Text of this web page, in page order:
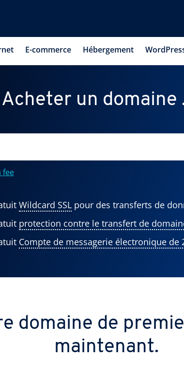
E-commerce Hébergement
Acheter un domaine
fee
Wildcard SSL pour des transferts de
protection contre le transfert de
Compte de messagerie électronique de
domaine de
maintenant.